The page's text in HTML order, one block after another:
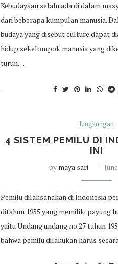
Kebudayaan selalu ada di dalam
dari beberapa kumpulan manusia.
budaya yang disebut culture dapat
hidup sekelompok manusia yang
turun…
Lingkungan
4 SISTEM PEMILU DI
INI
by maya sari
Pemilu dilaksanakan di Indonesia
ditahun 1955 yang memiliki payung
yaitu Undang undang no.27 tahun
bahwa pemilu dilakukan harus